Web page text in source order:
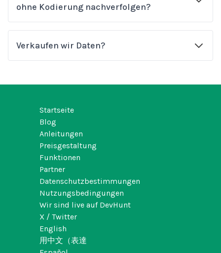
ohne Kodierung nachverfolgen?
Verkaufen wir Daten?
Startseite
Blog
Anleitungen
Preisgestaltung
Funktionen
Partner
Datenschutzbestimmungen
Nutzungsbedingungen
Wir sind live auf DevHunt
X / Twitter
English
用中文（表達